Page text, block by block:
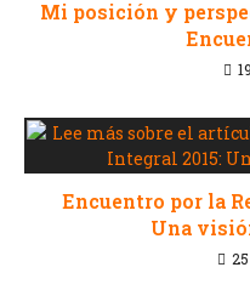
Mi posición y
Encuentro por la
Una